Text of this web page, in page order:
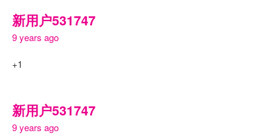
新用户531747
9 years ago
+1
新用户531747
9 years ago